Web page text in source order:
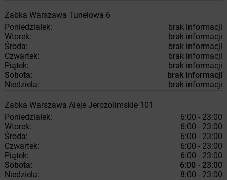
Żabka Warszawa Tunelowa 6
Poniedziałek:
brak informacji
Wtorek:
brak informacji
Środa:
brak informacji
Czwartek:
brak informacji
Piątek:
brak informacji
Sobota:
brak informacji
Niedziela:
brak informacji
Żabka Warszawa Aleje Jerozolimskie 101
Poniedziałek:
6:00 - 23:00
Wtorek:
6:00 - 23:00
Środa:
6:00 - 23:00
Czwartek:
6:00 - 23:00
Piątek:
6:00 - 23:00
Sobota:
6:00 - 23:00
Niedziela:
8:00 - 23:00